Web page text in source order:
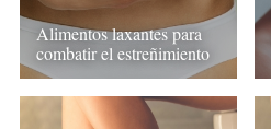
Alimentos laxantes para
combatir el estreñimiento